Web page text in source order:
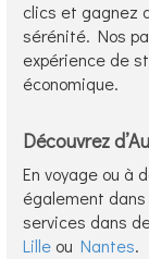
clics et gagnez
sérénité. Nos
expérience de
économique.
Découvrez
En voyage ou à
également dans
services dans
Lille ou Nantes.